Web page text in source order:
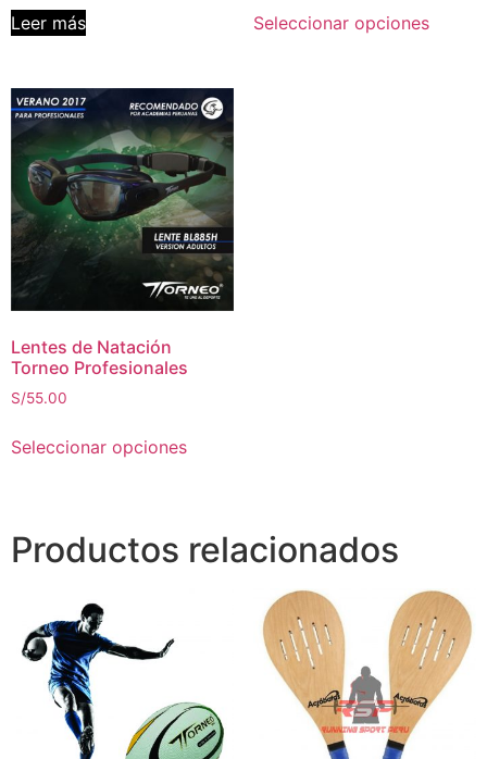
Leer más Seleccionar opciones
Lentes de Natación
Torneo Profesionales
S/55.00
Seleccionar opciones
Productos relacionados